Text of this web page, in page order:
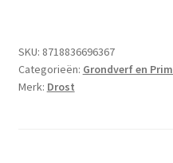
SKU: 8718836696367
Categorieën: Grondverf en
Merk: Drost